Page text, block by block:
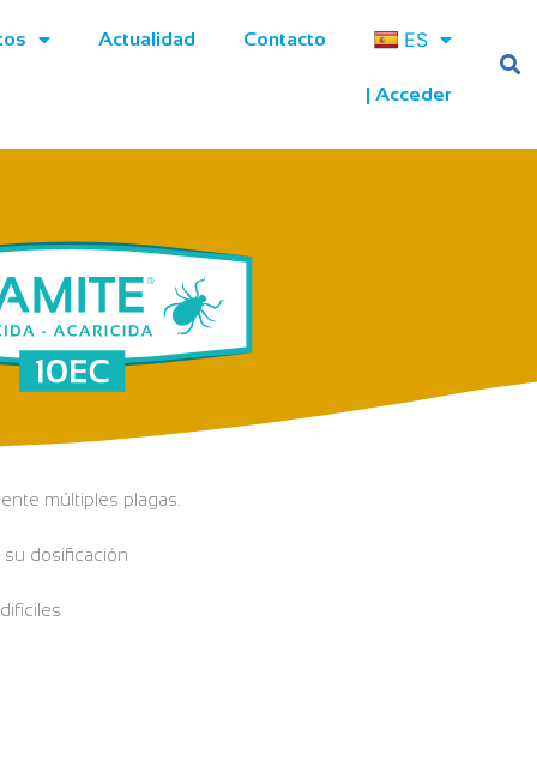
Actualidad Contacto ES
| Acceder
múltiples plagas.
dosificación